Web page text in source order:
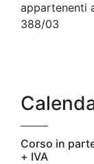
appartenenti
388/03
Corso in
+ IVA